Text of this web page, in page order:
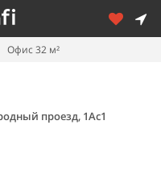
Офис 32 м²
проезд, 1Ас1